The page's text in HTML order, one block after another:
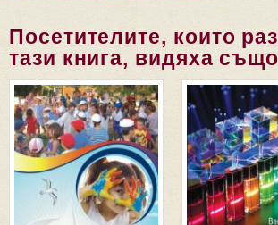
Посетителите, които
тази книга, видяха